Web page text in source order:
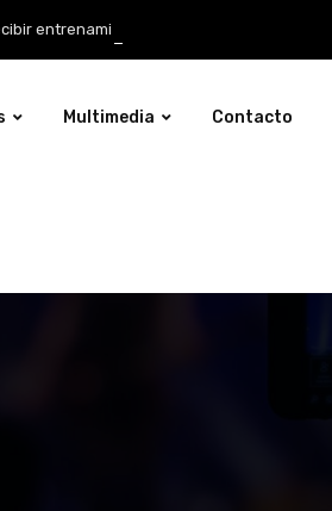
obligatorio LGBT
Multimedia Contacto